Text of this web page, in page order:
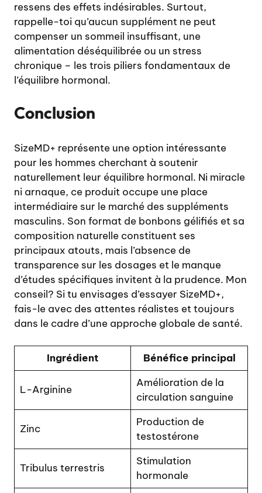
ressens des effets indésirables. Surtout,
rappelle-toi qu’aucun supplément ne peut
compenser un sommeil insuffisant, une
alimentation déséquilibrée ou un stress
chronique – les trois piliers fondamentaux de
l’équilibre hormonal.
Conclusion
SizeMD+ représente une option intéressante
pour les hommes cherchant à soutenir
naturellement leur équilibre hormonal. Ni miracle
ni arnaque, ce produit occupe une place
intermédiaire sur le marché des suppléments
masculins. Son format de bonbons gélifiés et sa
composition naturelle constituent ses
principaux atouts, mais l’absence de
transparence sur les dosages et le manque
d’études spécifiques invitent à la prudence. Mon
conseil? Si tu envisages d’essayer SizeMD+,
fais-le avec des attentes réalistes et toujours
dans le cadre d’une approche globale de santé.
Ingrédient Bénéfice principal
L-Arginine
Amélioration de la
circulation sanguine
Zinc
Production de
testostérone
Tribulus terrestris
Stimulation
hormonale